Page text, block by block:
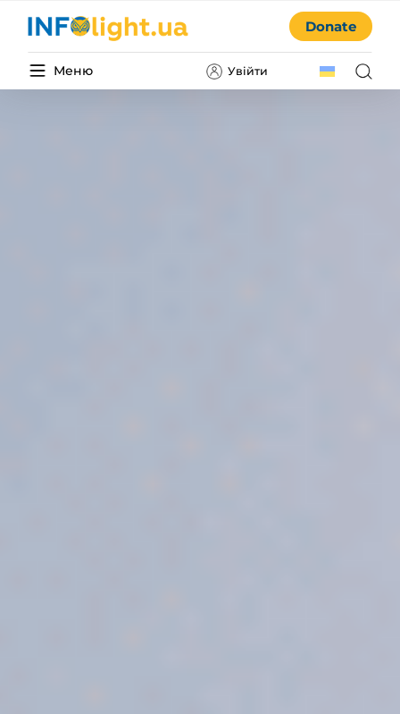
Меню Увійти
Donate